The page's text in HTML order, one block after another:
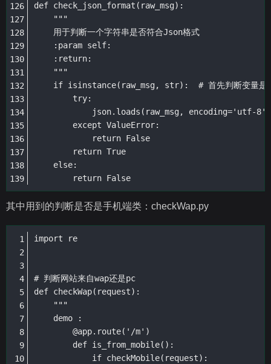
def check_json_format(raw_msg):
"""
用于判断一个字符串是否符合Json格式
:param self:
:return:
"""
if isinstance(raw_msg, str):  # 首先判断变量是
try:
json.loads(raw_msg, encoding='utf-8')
except ValueError:
return False
return True
else:
return False
其中用到的判断是否是手机端类：checkWap.py
import re
# 判断网站来自wap还是pc
def checkWap(request):
"""
demo :
@app.route('/m')
def is_from_mobile():
if checkMobile(request):